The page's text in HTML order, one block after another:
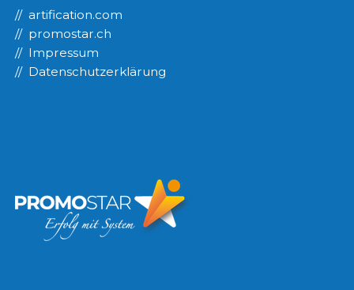
artification.com
promostar.ch
Impressum
Datenschutzerklärung